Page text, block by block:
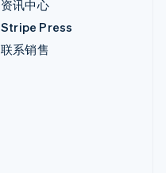
资讯中心
Stripe Press
联系销售